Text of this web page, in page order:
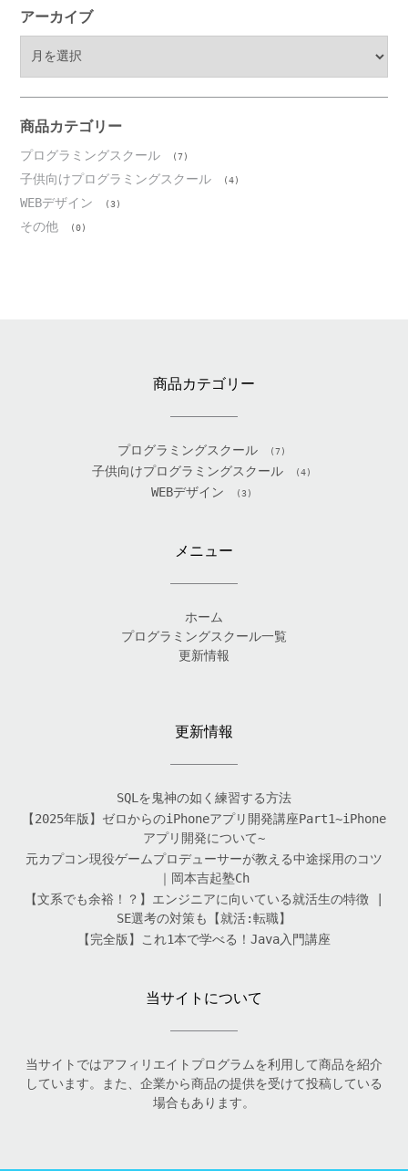
アーカイブ
ブ
商品カテゴリー
プログラミングスクール (7)
子供向けプログラミングスクール (4)
WEBデザイン (3)
その他 (0)
商品カテゴリー
プログラミングスクール (7)
子供向けプログラミングスクール (4)
WEBデザイン (3)
メニュー
ホーム
プログラミングスクール一覧
更新情報
更新情報
SQLを鬼神の如く練習する方法
【2025年版】ゼロからのiPhoneアプリ開発講座Part1~iPhone
アプリ開発について~
元カプコン現役ゲームプロデューサーが教える中途採用のコツ
｜岡本吉起塾Ch
【文系でも余裕！？】エンジニアに向いている就活生の特徴 |
SE選考の対策も【就活:転職】
【完全版】これ1本で学べる！Java入門講座
当サイトについて
当サイトではアフィリエイトプログラムを利用して商品を紹介
しています。また、企業から商品の提供を受けて投稿している
場合もあります。